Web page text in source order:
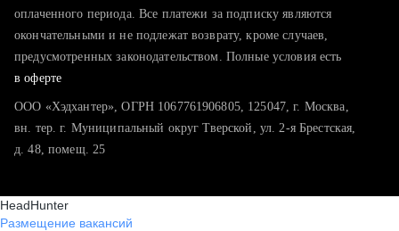
оплаченного периода. Все платежи за подписку являются
окончательными и не подлежат возврату, кроме случаев,
предусмотренных законодательством. Полные условия есть
в оферте
ООО «Хэдхантер», ОГРН 1067761906805, 125047, г. Москва,
вн. тер. г. Муниципальный округ Тверской, ул. 2-я Брестская,
д. 48, помещ. 25
HeadHunter
Размещение вакансий